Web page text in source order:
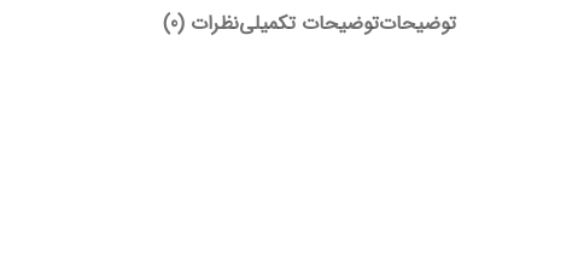
توضیحاتتوضیحات تکمیلینظرات (0)